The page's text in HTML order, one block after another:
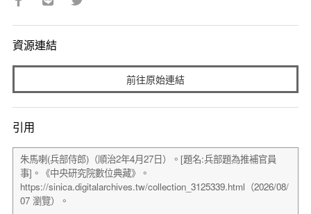
資源連結
前往原始連結
引用